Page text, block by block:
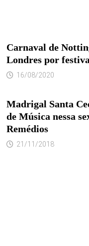
Carnaval de
Londres por
16/08/2020
Madrigal Santa
de Música nessa
Remédios
21/11/2018